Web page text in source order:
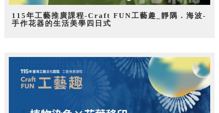
115年工藝推廣課程-Craft FUN工藝趣_靜隅．海波-
手作花器的生活美學四日式